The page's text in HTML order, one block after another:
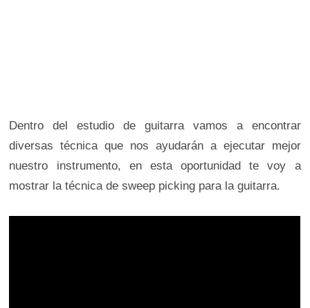
Dentro del estudio de guitarra vamos a encontrar
diversas técnica que nos ayudarán a ejecutar mejor
nuestro instrumento, en esta oportunidad te voy a
mostrar la técnica de sweep picking para la guitarra.